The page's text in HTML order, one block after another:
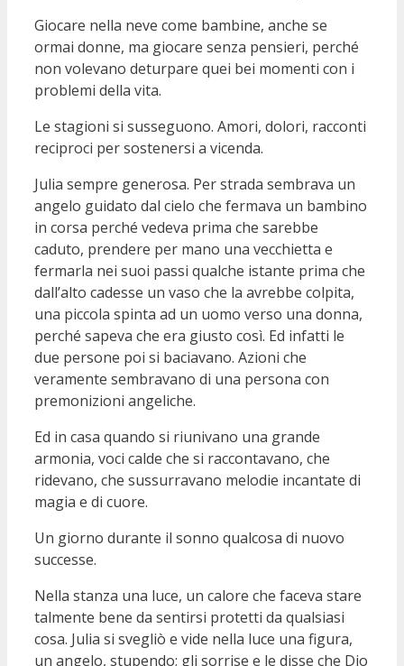
Giocare nella neve come bambine, anche se
ormai donne, ma giocare senza pensieri, perché
non volevano deturpare quei bei momenti con i
problemi della vita.
Le stagioni si susseguono. Amori, dolori, racconti
reciproci per sostenersi a vicenda.
Julia sempre generosa. Per strada sembrava un
angelo guidato dal cielo che fermava un bambino
in corsa perché vedeva prima che sarebbe
caduto, prendere per mano una vecchietta e
fermarla nei suoi passi qualche istante prima che
dall’alto cadesse un vaso che la avrebbe colpita,
una piccola spinta ad un uomo verso una donna,
perché sapeva che era giusto così. Ed infatti le
due persone poi si baciavano. Azioni che
veramente sembravano di una persona con
premonizioni angeliche.
Ed in casa quando si riunivano una grande
armonia, voci calde che si raccontavano, che
ridevano, che sussurravano melodie incantate di
magia e di cuore.
Un giorno durante il sonno qualcosa di nuovo
successe.
Nella stanza una luce, un calore che faceva stare
talmente bene da sentirsi protetti da qualsiasi
cosa. Julia si svegliò e vide nella luce una figura,
un angelo, stupendo; gli sorrise e le disse che Dio